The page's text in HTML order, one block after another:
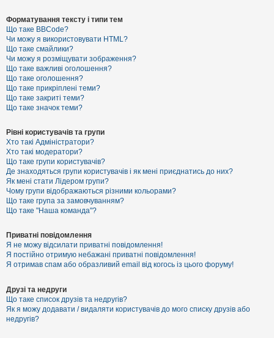
П
о
ш
у
к
Д
о
п
о
г
а
Форматування тексту і типи тем
Що таке BBCode?
Чи можу я використовувати HTML?
Що таке смайлики?
Чи можу я розміщувати зображення?
Що таке важливі оголошення?
Що таке оголошення?
Що таке прикріплені теми?
Що таке закриті теми?
Що таке значок теми?
Рівні користувачів та групи
Хто такі Адміністратори?
Хто такі модератори?
Що таке групи користувачів?
Де знаходяться групи користувачів і як мені приєднатись до них?
Як мені стати Лідером групи?
Чому групи відображаються різними кольорами?
Що таке група за замовчуванням?
Що таке "Наша команда"?
Приватні повідомлення
Я не можу відсилати приватні повідомлення!
Я постійно отримую небажані приватні повідомлення!
Я отримав спам або образливий email від когось із цього форуму!
Друзі та недруги
Що таке список друзів та недругів?
Як я можу додавати / видаляти користувачів до мого списку друзів або
недругів?